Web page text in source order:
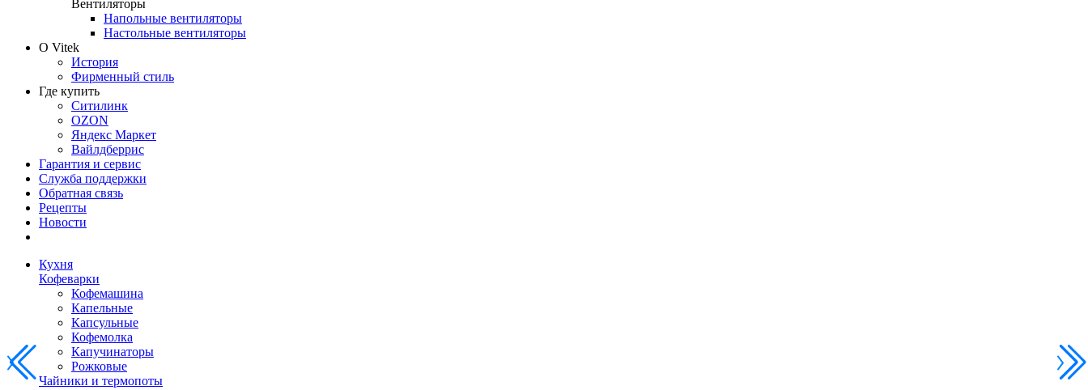
Вентиляторы
Напольные вентиляторы
Настольные вентиляторы
О Vitek
История
Фирменный стиль
Где купить
Ситилинк
OZON
Яндекс Маркет
Вайлдберрис
Гарантия и сервис
Служба поддержки
Обратная связь
Рецепты
Новости
Кухня
Кофеварки
Кофемашина
Капельные
Капсульные
Кофемолка
Капучинаторы
Рожковые
Чайники и термопоты